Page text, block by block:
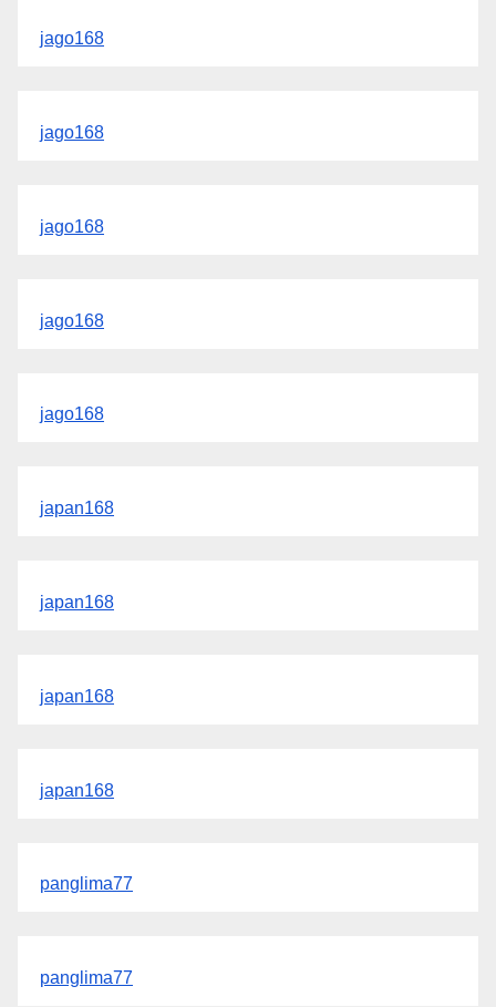
jago168
jago168
jago168
jago168
jago168
japan168
japan168
japan168
japan168
panglima77
panglima77